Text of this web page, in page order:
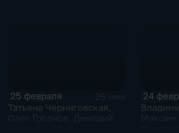
25 февраля
Татьяна Черниговская,
24